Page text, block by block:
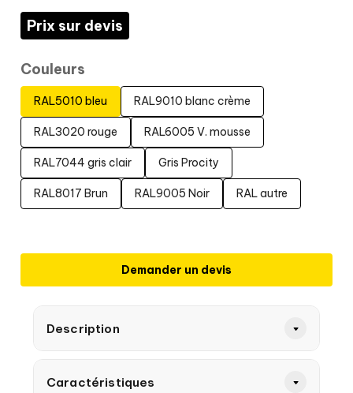
Prix sur devis
Couleurs
RAL5010 bleu RAL9010 blanc crème
RAL3020 rouge RAL6005 V. mousse
RAL7044 gris clair Gris Procity
RAL8017 Brun RAL9005 Noir RAL autre
Demander un devis
Description
Caractéristiques